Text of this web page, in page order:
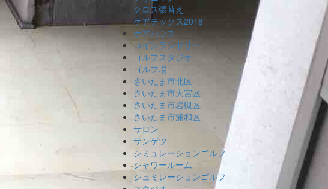
クロス張替え
ケアテックス2018
ケアハウス
コインランドリー
ゴルフスタジオ
ゴルフ場
さいたま市北区
さいたま市大宮区
さいたま市岩槻区
さいたま市浦和区
サロン
サンゲツ
シミュレーションゴルフ
シャワールーム
シュミレーションゴルフ